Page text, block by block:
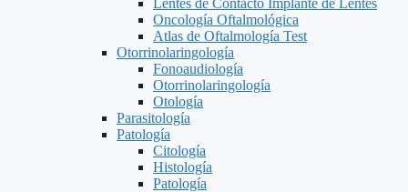
Lentes de Contacto Implante de Lentes
Oncología Oftalmológica
Atlas de Oftalmología Test
Otorrinolaringología
Fonoaudiología
Otorrinolaringología
Otología
Parasitología
Patología
Citología
Histología
Patología